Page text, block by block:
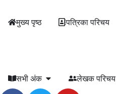
मुख्य पृष्ठ पत्रिका परिचय
सभी अंक लेखक परिचय